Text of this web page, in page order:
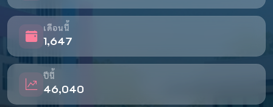
เดือนนี้
1,647
ปีนี้
46,040